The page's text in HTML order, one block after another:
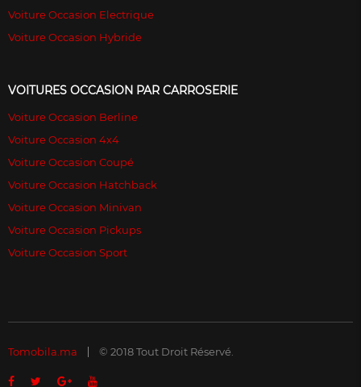
Voiture Occasion Electrique
Voiture Occasion Hybride
VOITURES OCCASION PAR CARROSERIE
Voiture Occasion Berline
Voiture Occasion 4x4
Voiture Occasion Coupé
Voiture Occasion Hatchback
Voiture Occasion Minivan
Voiture Occasion Pickups
Voiture Occasion Sport
Tomobila.ma © 2018 Tout Droit Réservé.